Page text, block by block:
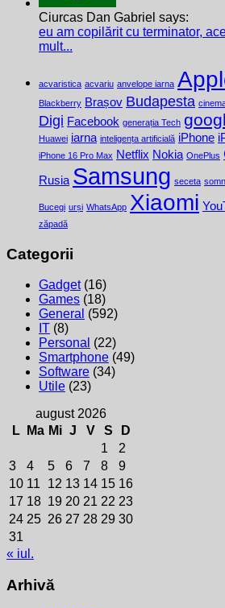
Ciurcas Dan Gabriel says:
eu am copilărit cu terminator,
mult...
acvaristica acvariu anvelope iarna
Blackberry Brașov Budapesta
Digi Facebook generația Tech
Huawei iarna inteligența artificială iPhone
iPhone 16 Pro Max Netflix Nokia OnePlus
Rusia Samsung seceta
Bucegi urși WhatsApp Xiaomi
zăpadă
Categorii
Gadget(16)
Games (18)
General (592)
IT (8)
Personal (22)
Smartphone (49)
Software (34)
Utile (23)
august 2026
L
Ma Mi J V S
D
1
2
3
4 5 6 7 8
9
10 11 12 13 14 15 16
17 18 19 20 21 22 23
24 25 26 27 28 29 30
31
« iul.
Arhivă